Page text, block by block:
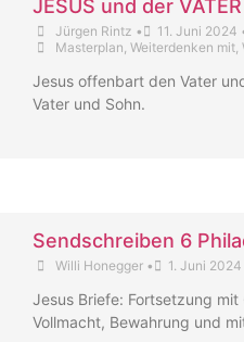
JESUS und der
Jürgen Rintz • 11. Juni 2024
Masterplan, Weiterdenken mit,
Jesus offenbart den Vater
Vater und Sohn.
Sendschreiben 6
Willi Honegger • 1. Juni 2024
Jesus Briefe: Fortsetzung
Vollmacht, Bewahrung und